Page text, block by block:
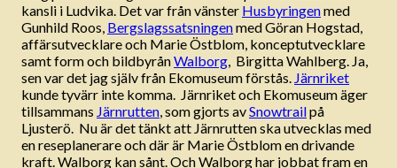
kansli i Ludvika. Det var från vänster Husbyringenmed
Gunhild Roos, Bergslagssatsningenmed Göran Hogstad,
affärsutvecklare och Marie Östblom, konceptutvecklare
samt form och bildbyrånWalborg, Birgitta Wahlberg. Ja,
sen var det jag själv från Ekomuseum förstås. Järnriket
kunde tyvärr inte komma. Järnriket och Ekomuseum äger
tillsammans Järnrutten, som gjorts avSnowtrailpå
Ljusterö. Nu är det tänkt att Järnrutten ska utvecklas med
en reseplanerare och där är Marie Östblom en drivande
kraft. Walborg kan sånt. Och Walborg har jobbat fram en